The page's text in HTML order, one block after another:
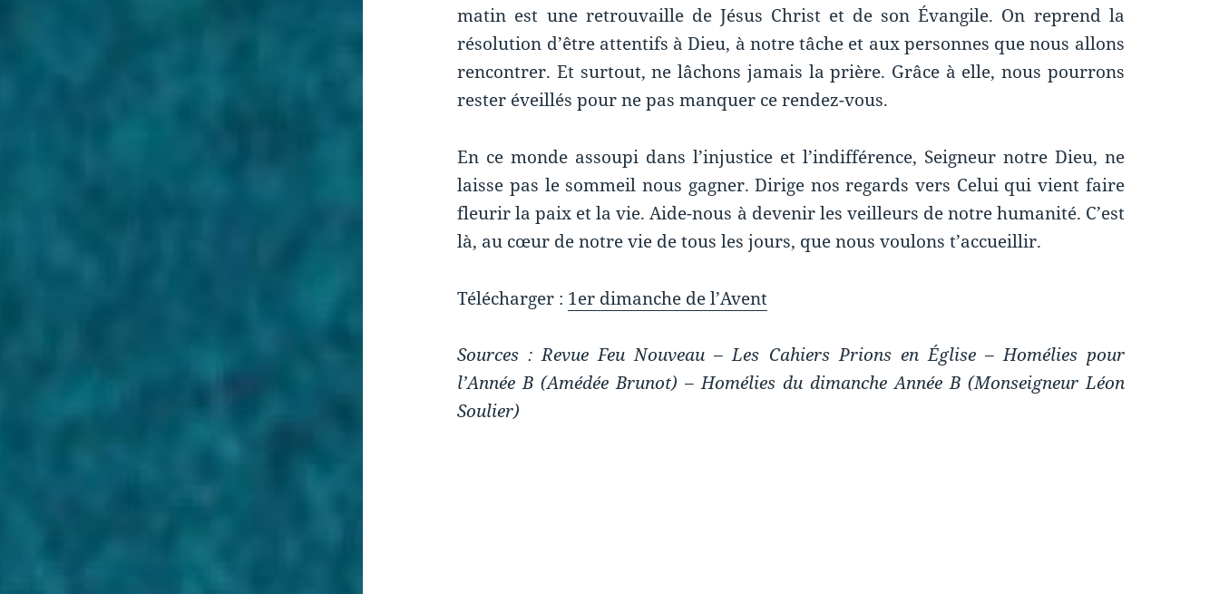
matin est une retrouvaille de Jésus Christ et de son Évangile. On reprend la
résolution d’être attentifs à Dieu, à notre tâche et aux personnes que nous allons
rencontrer. Et surtout, ne lâchons jamais la prière. Grâce à elle, nous pourrons
rester éveillés pour ne pas manquer ce rendez-vous.
En ce monde assoupi dans l’injustice et l’indifférence, Seigneur notre Dieu, ne
laisse pas le sommeil nous gagner. Dirige nos regards vers Celui qui vient faire
fleurir la paix et la vie. Aide-nous à devenir les veilleurs de notre humanité. C’est
là, au cœur de notre vie de tous les jours, que nous voulons t’accueillir.
Télécharger : 1er dimanche de l’Avent
Sources : Revue Feu Nouveau – Les Cahiers Prions en Église – Homélies pour
l’Année B (Amédée Brunot) – Homélies du dimanche Année B (Monseigneur Léon
Soulier)